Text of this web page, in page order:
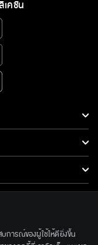
คชั่น
การณ์ของผู้ใช้ให้ดียิ่งขึ้น